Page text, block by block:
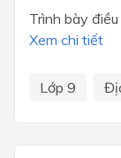
Trình bày
Xem chi tiết
Lớp 9